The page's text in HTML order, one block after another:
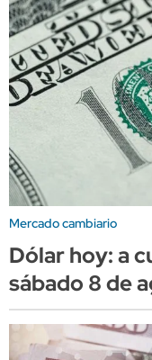
Mercado cambiario
Dólar hoy: a
sábado 8 de